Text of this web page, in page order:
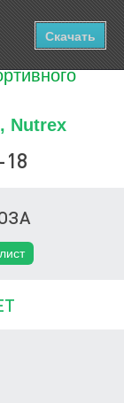
Скачать
Nutrex